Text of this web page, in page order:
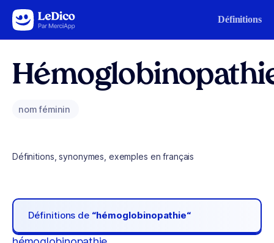
Aller au contenu Définitions
nom féminin
Définitions, synonymes, exemples en français
Définitions de “hémoglobinopathie“